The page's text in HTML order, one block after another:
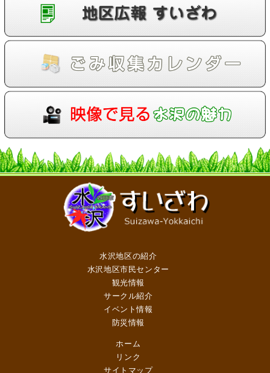
水沢地区の紹介
水沢地区市民センター
観光情報
サークル紹介
イベント情報
防災情報
ホーム
リンク
サイトマップ